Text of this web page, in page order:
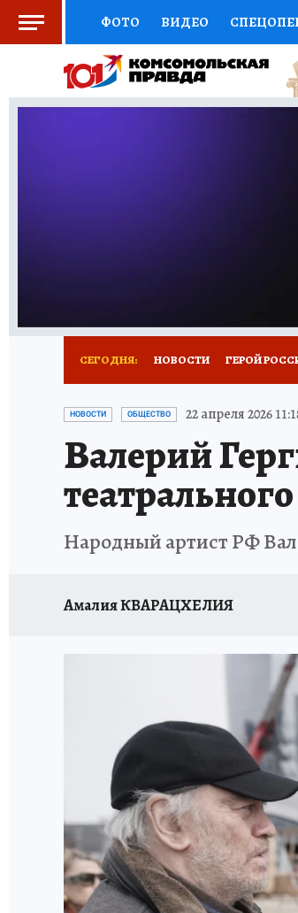
ФОТО ВИДЕО
СОЦПОДДЕРЖКА НАУКА
ВЫБОР ЭКСПЕРТОВ
СЕГОДНЯ: НОВОСТИ ГЕРОЙ
ЗАПОВЕДНАЯ РОССИЯ
НОВОСТИ ОБЩЕСТВО 22 апреля 2026
Валерий
Народный артист РФ
Амалия КВАРАЦХЕЛИЯ